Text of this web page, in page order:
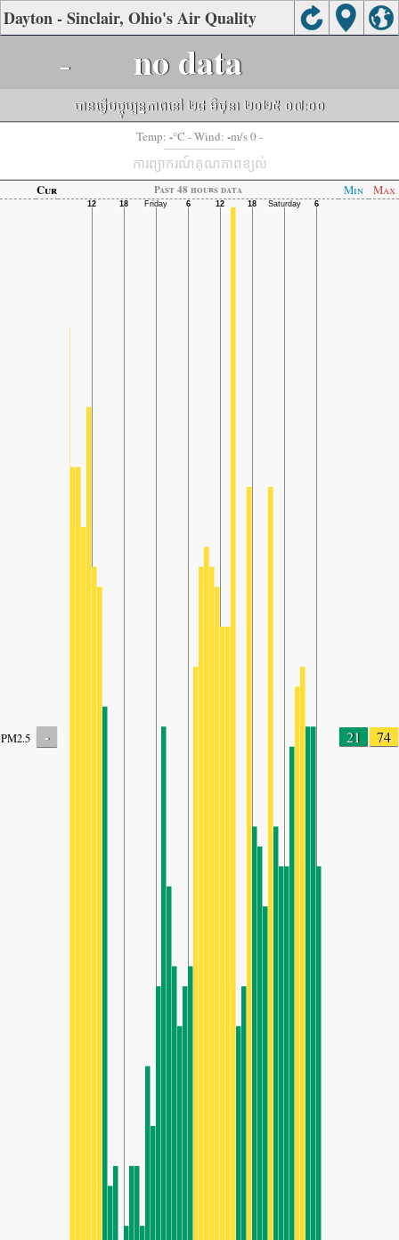
Dayton - Sinclair, Ohio's Air Quality
- no data
បានធ្វើបច្ចុប្បន្នភាពនៅ ២៨ មិថុនា ២០២៥ ០៧:០០
Temp: -°C - Wind: -m/s 0 -
ការព្យាករណ៍គុណភាពខ្យល់
Cur Past 48 hours data Min Max
PM2.5 - 21 74